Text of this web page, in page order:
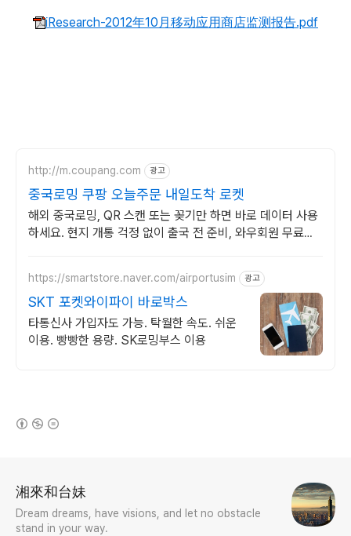
iResearch-2012年10月移动应用商店监测报告.pdf
http://m.coupang.com 광고
중국로밍 쿠팡 오늘주문 내일도착 로켓
해외 중국로밍, QR 스캔 또는 꽂기만 하면 바로 데이터 사용
하세요. 현지 개통 걱정 없이 출국 전 준비, 와우회원 무료반
https://smartstore.naver.com/airportusim 광고
SKT 포켓와이파이 바로박스
타통신사 가입자도 가능. 탁월한 속도. 쉬운
이용. 빵빵한 용량. SK로밍부스 이용
湘來和台妹
Dream dreams, have visions, and let no obstacle
stand in your way.